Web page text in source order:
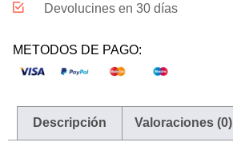
Devolucines en 30 días
METODOS DE PAGO:
Descripción Valoraciones (0)